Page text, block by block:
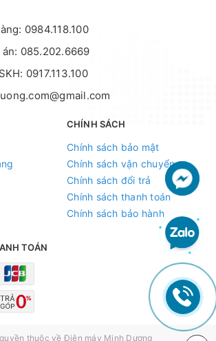
0984.118.100
085.202.6669
0917.113.100
CHÍNH SÁCH
Chính sách bảo mật
Chính sách vận chuyển
Chính sách đổi trả
Chính sách thanh toán
Chính sách bảo hành
TOÁN
thuộc về Điện máy Minh Dương